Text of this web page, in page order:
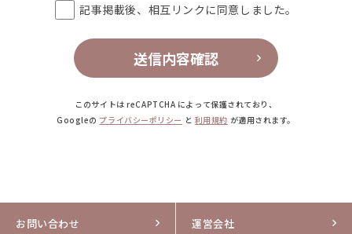
記事掲載後、相互リンクに同意しました。
送信内容確認
このサイトは reCAPTCHA によって保護されており、
Googleの プライバシーポリシー と 利用規約 が適用されます。
お問い合わせ 運営会社